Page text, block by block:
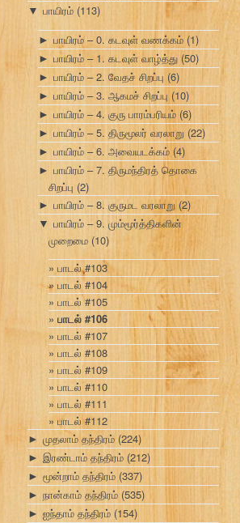
▼ பாயிரம் (113)
► பாயிரம் – 0. கடவுள் வணக்கம் (1)
► பாயிரம் – 1. கடவுள் வாழ்த்து (50)
► பாயிரம் – 2. வேதச் சிறப்பு (6)
► பாயிரம் – 3. ஆகமச் சிறப்பு (10)
► பாயிரம் – 4. குரு பாரம்பரியம் (6)
► பாயிரம் – 5. திருமூலர் வரலாறு (22)
► பாயிரம் – 6. அவையடக்கம் (4)
► பாயிரம் – 7. திருமந்திரத் தொகை
சிறப்பு (2)
► பாயிரம் – 8. குருமட வரலாறு(2)
▼ பாயிரம் – 9. மும்மூர்த்திகளின்
முறைமை (10)
பாடல் #103
பாடல் #104
பாடல் #105
பாடல் #106
பாடல் #107
பாடல் #108
பாடல் #109
பாடல் #110
பாடல் #111
பாடல் #112
► முதலாம் தந்திரம் (224)
► இரண்டாம் தந்திரம் (212)
► மூன்றாம் தந்திரம் (337)
► நான்காம் தந்திரம் (535)
► ஐந்தாம் தந்திரம் (154)